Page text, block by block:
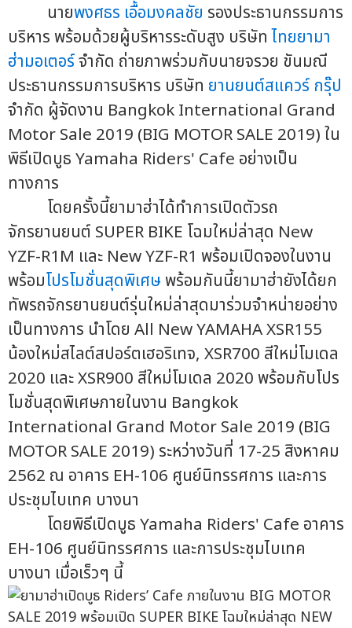
นายพงศธร เอื้อมงคลชัย รองประธานกรรมการ
บริหาร พร้อมด้วยผู้บริหารระดับสูง บริษัทไทยยามา
ฮ่ามอเตอร์จำกัด ถ่ายภาพร่วมกับนายจรวย ขันมณี
ประธานกรรมการบริหาร บริษัท ยานยนต์สแควร์ กรุ๊ป
จำกัด ผู้จัดงาน Bangkok International Grand
Motor Sale 2019 (BIG MOTOR SALE 2019) ใน
พิธีเปิดบูธ Yamaha Riders' Cafe อย่างเป็น
ทางการ
โดยครั้งนี้ยามาฮ่าได้ทำการเปิดตัวรถ
จักรยานยนต์ SUPER BIKE โฉมใหม่ล่าสุด New
YZF-R1M และ New YZF-R1 พร้อมเปิดจองในงาน
พร้อมโปรโมชั่นสุดพิเศษพร้อมกันนี้ยามาฮ่ายังได้ยก
ทัพรถจักรยานยนต์รุ่นใหม่ล่าสุดมาร่วมจำหน่ายอย่าง
เป็นทางการ นำโดย All New YAMAHA XSR155
น้องใหม่สไลต์สปอร์ตเฮอริเทจ, XSR700 สีใหม่โมเดล
2020 และ XSR900 สีใหม่โมเดล 2020 พร้อมกับโปร
โมชั่นสุดพิเศษภายในงาน Bangkok
International Grand Motor Sale 2019 (BIG
MOTOR SALE 2019) ระหว่างวันที่ 17-25 สิงหาคม
2562 ณ อาคาร EH-106 ศูนย์นิทรรศการ และการ
ประชุมไบเทค บางนา
โดยพิธีเปิดบูธ Yamaha Riders' Cafe อาคาร
EH-106 ศูนย์นิทรรศการ และการประชุมไบเทค
บางนา เมื่อเร็วๆ นี้